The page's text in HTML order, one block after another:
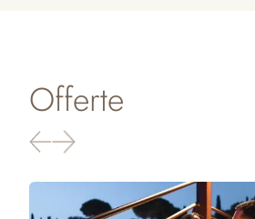
Offerte